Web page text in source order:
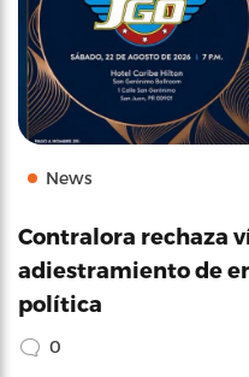
News
Contralora rechaza
adiestramiento de
política
0